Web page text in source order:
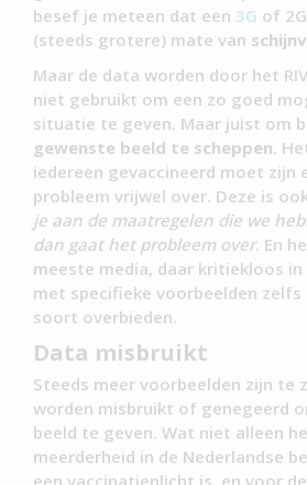
besef je meteen dat een 3G of
(steeds grotere) mate van
Maar de data worden door het
niet gebruikt om een zo goed
situatie te geven. Maar juist om
gewenste beeld te scheppen.
iedereen gevaccineerd moet zijn
probleem vrijwel over. Deze is
je aan de maatregelen die we
dan gaat het probleem over. En
meeste media, daar kritiekloos
met specifieke voorbeelden zelfs
soort overbieden.
Data misbruikt
Steeds meer voorbeelden zijn te
worden misbruikt of genegeerd
beeld te geven. Wat niet alleen
meerderheid in de Nederlandse